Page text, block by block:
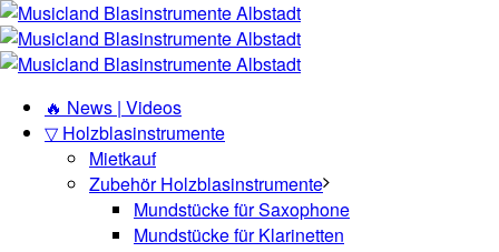
🔥 News | Videos
▽ Holzblasinstrumente
Mietkauf
Zubehör Holzblasinstrumente
Mundstücke für Saxophone
Mundstücke für Klarinetten